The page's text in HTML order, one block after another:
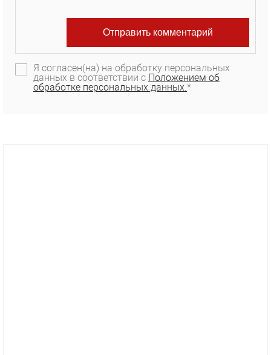
Я согласен(на) на обработку персональных
данных в соответствии с Положением об
обработке персональных данных.*